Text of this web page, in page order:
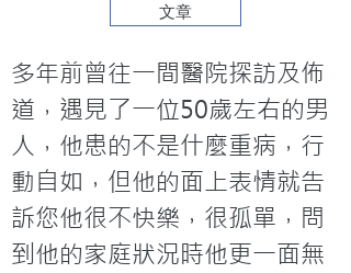
文章
多年前曾往一間醫院探訪及佈
道，遇見了一位50歲左右的男
人，他患的不是什麼重病，行
動自如，但他的面上表情就告
訴您他很不快樂，很孤單，問
到他的家庭狀況時他更一面無